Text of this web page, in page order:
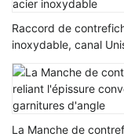
Raccord de
inoxydable, canal
acier inoxydable
La Manche de